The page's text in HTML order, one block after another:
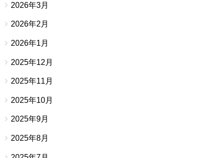
2026年3月
2026年2月
2026年1月
2025年12月
2025年11月
2025年10月
2025年9月
2025年8月